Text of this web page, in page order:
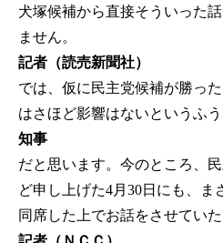
犬塚候補から直接そういった
ません。
記者（読売新聞社）
では、仮に民主党候補が勝っ
はさほど影響はないというふ
知事
だと思います。今のところ、
ど申し上げた4月30日にも、ま
同席した上でお話をさせていた